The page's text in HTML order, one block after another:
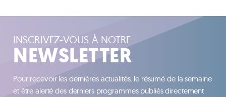
INSCRIVEZ-VOUS À NOTRE
NEWSLETTER
Pour recevoir les dernières actualités, le résumé de la semaine
et être alerté des derniers programmes publiés directement